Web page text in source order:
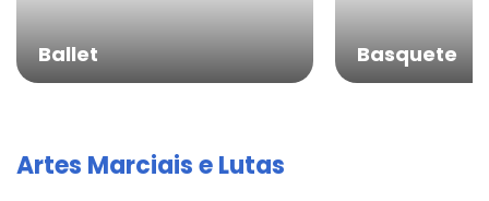
Ballet Basquete
Artes Marciais e Lutas